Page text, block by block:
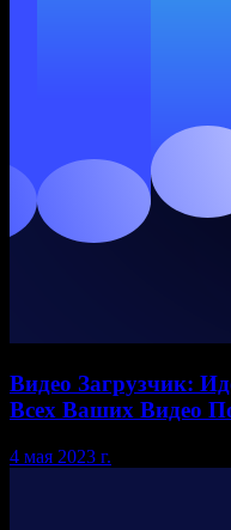
Видео Загрузчик:
Всех Ваших Видео
4 мая 2023 г.